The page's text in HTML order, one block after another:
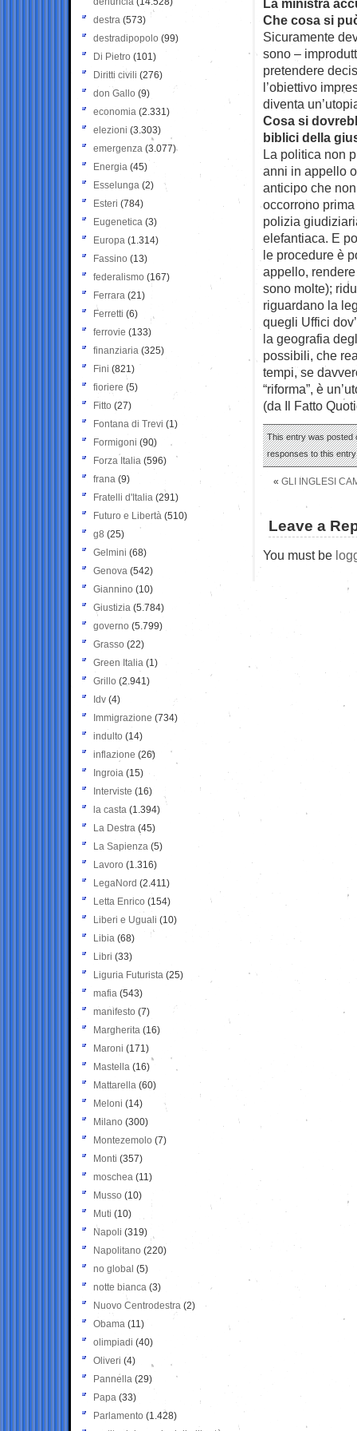
La ministra
Che cosa si
Sicuramente
sono –
pretendere
l’obiettivo
diventa
Cosa si
biblici della
La politica non
anni in appello
anticipo che
occorrono
polizia
elefantiaca. E
le procedure è
appello,
sono molte);
riguardano la
quegli Uffici
la geografia
possibili, che
tempi, se
“riforma”, è
(da Il Fatto
This entry was posted
responses to this
« GLI INGLESI
Leave a
You must be
destra (573)
destradipopolo (99)
Di Pietro (101)
Diritti civili (276)
don Gallo (9)
economia (2.331)
elezioni (3.303)
emergenza (3.077)
Energia (45)
Esselunga (2)
Esteri (784)
Eugenetica (3)
Europa (1.314)
Fassino (13)
federalismo (167)
Ferrara (21)
Ferretti (6)
ferrovie (133)
finanziaria (325)
Fini (821)
fioriere (5)
Fitto (27)
Fontana di Trevi (1)
Formigoni (90)
Forza Italia (596)
frana (9)
Fratelli d'Italia (291)
Futuro e Libertà (510)
g8 (25)
Gelmini (68)
Genova (542)
Giannino (10)
Giustizia (5.784)
governo (5.799)
Grasso (22)
Green Italia (1)
Grillo (2.941)
Idv (4)
Immigrazione (734)
indulto (14)
inflazione (26)
Ingroia (15)
Interviste (16)
la casta (1.394)
La Destra (45)
La Sapienza (5)
Lavoro (1.316)
LegaNord (2.411)
Letta Enrico (154)
Liberi e Uguali (10)
Libia (68)
Libri (33)
Liguria Futurista (25)
mafia (543)
manifesto (7)
Margherita (16)
Maroni (171)
Mastella (16)
Mattarella (60)
Meloni (14)
Milano (300)
Montezemolo (7)
Monti (357)
moschea (11)
Musso (10)
Muti (10)
Napoli (319)
Napolitano (220)
no global (5)
notte bianca (3)
Nuovo Centrodestra (2)
Obama (11)
olimpiadi (40)
Oliveri (4)
Pannella (29)
Papa (33)
Parlamento (1.428)